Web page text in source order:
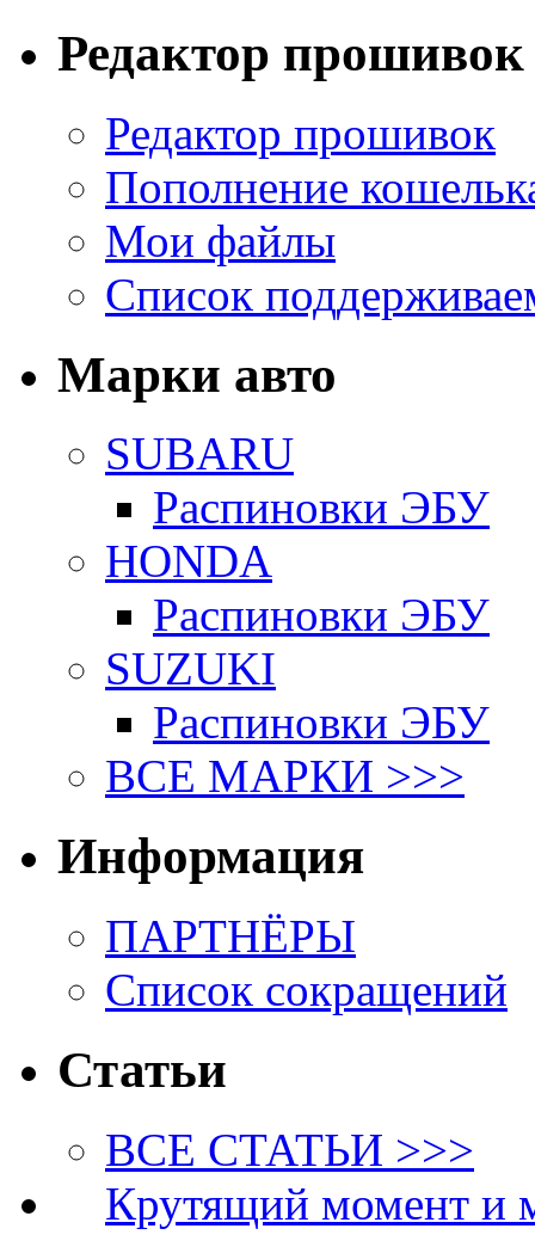
Редактор прошивок
Редактор прошивок
Пополнение
Мои файлы
Список
Марки авто
SUBARU
Распиновки ЭБУ
HONDA
Распиновки ЭБУ
SUZUKI
Распиновки ЭБУ
ВСЕ МАРКИ >>>
Информация
ПАРТНЁРЫ
Список сокращений
Статьи
ВСЕ СТАТЬИ >>>
Крутящий момент и